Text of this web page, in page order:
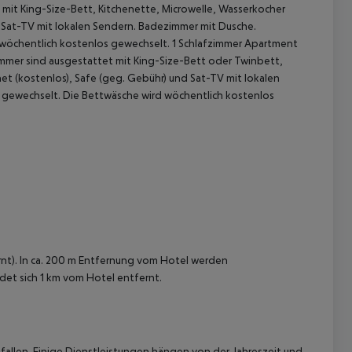
King-Size-Bett, Kitchenette, Microwelle, Wasserkocher
TV mit lokalen Sendern. Badezimmer mit Dusche.
kostenlos gewechselt. 1 Schlafzimmer Apartment
sind ausgestattet mit King-Size-Bett oder Twinbett,
(kostenlos), Safe (geg. Gebühr) und Sat-TV mit lokalen
Die Bettwäsche wird wöchentlich kostenlos
In ca. 200 m Entfernung vom Hotel werden
sich 1 km vom Hotel entfernt.